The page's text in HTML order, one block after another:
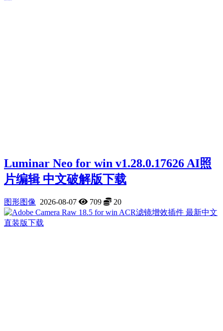
Luminar Neo for win v1.28.0.17626 AI照
片编辑 中文破解版下载
图形图像 2026-08-07 709 20